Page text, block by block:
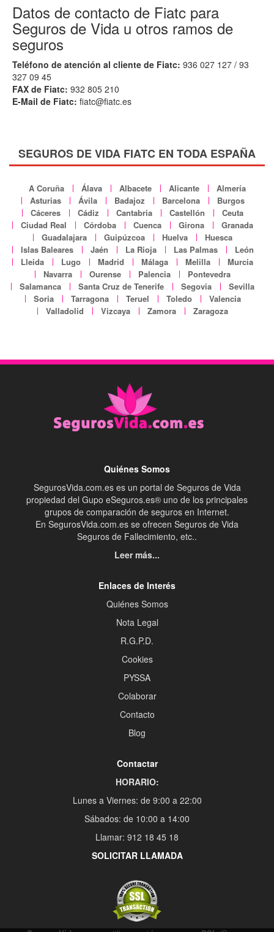
Datos de contacto de Fiatc para
Seguros de Vida u otros ramos de
seguros
Teléfono de atención al cliente de Fiatc: 936 027 127 / 93
327 09 45
FAX de Fiatc: 932 805 210
E-Mail de Fiatc: fiatc@fiatc.es
SEGUROS DE VIDA FIATC EN TODA ESPAÑA
A Coruña Álava Albacete Alicante
Almería
Asturias
Ávila Badajoz Barcelona
Burgos
Cáceres
Cádiz Cantabria Castellón
Ceuta
Ciudad Real
Córdoba Cuenca Girona
Granada
Guadalajara
Guipúzcoa Huelva
Huesca
Islas Baleares
Jaén La Rioja Las Palmas
León
Lleida
Lugo Madrid Málaga Melilla
Murcia
Navarra
Ourense Palencia
Pontevedra
Salamanca
Santa Cruz de Tenerife Segovia
Sevilla
Soria
Tarragona Teruel Toledo
Valencia
Valladolid
Vizcaya Zamora Zaragoza
Quiénes Somos
SegurosVida.com.es es un portal de Seguros de Vida
propiedad del Gupo eSeguros.es® uno de los principales
grupos de comparación de seguros en Internet.
En SegurosVida.com.es se ofrecen Seguros de Vida
Seguros de Fallecimiento, etc..
Leer más...
Enlaces de Interés
Quiénes Somos
Nota Legal
R.G.P.D.
Cookies
PYSSA
Colaborar
Contacto
Blog
Contactar
HORARIO:
Lunes a Viernes: de 9:00 a 22:00
Sábados: de 10:00 a 14:00
Llamar: 912 18 45 18
SOLICITAR LLAMADA